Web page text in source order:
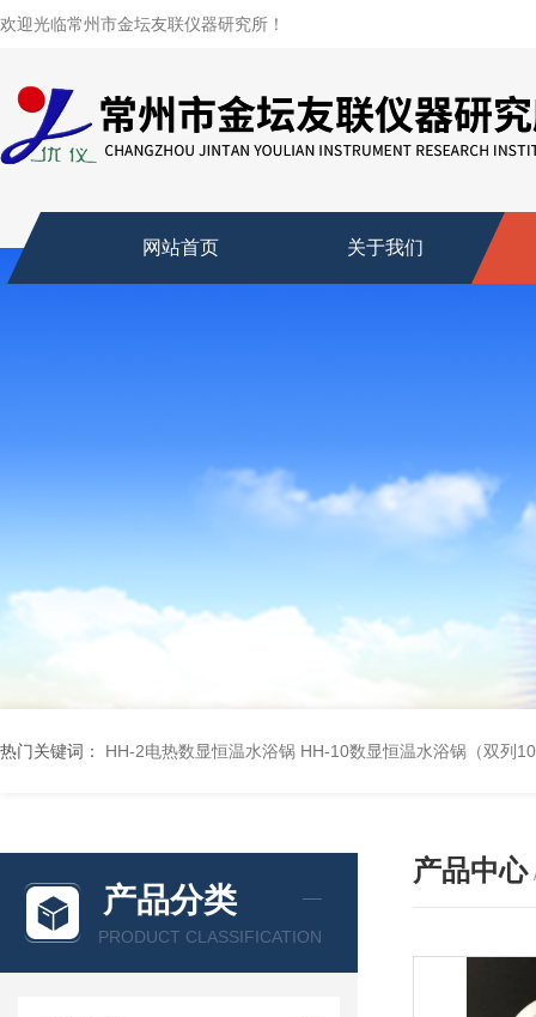
欢迎光临常州市金坛友联仪器研究所！
网站首页 关于我们
热门关键词： HH-2电热数显恒温水浴锅 HH-10数显恒温水浴锅（双列
产品分类
PRODUCT CLASSIFICATION
产品中心